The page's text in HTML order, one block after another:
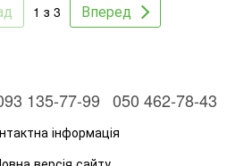
1 з 3 Вперед
135-77-99 050 462-78-43
інформація